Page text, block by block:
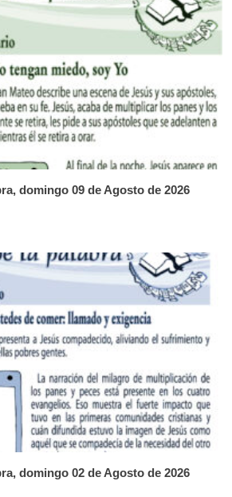
domingo 09 de Agosto de 2026
domingo 02 de Agosto de 2026